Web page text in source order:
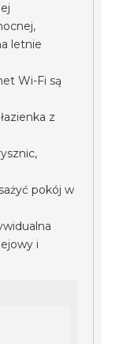
letnie
Wi-Fi są
z
pokój w
i